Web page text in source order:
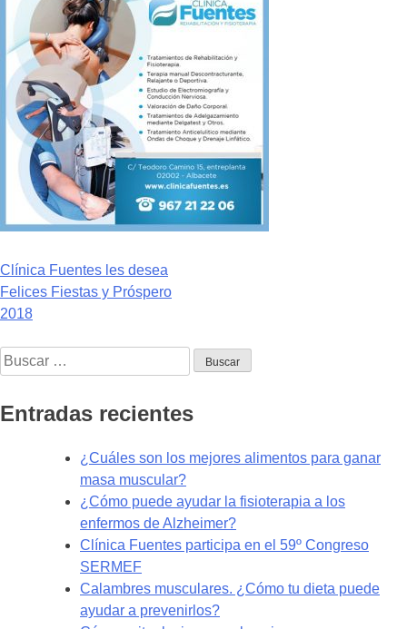
Navegación
de
Clínica Fuentes les desea
Felices Fiestas y Próspero
2018
Buscar:
Entradas recientes
¿Cuáles son los mejores alimentos para ganar
masa muscular?
¿Cómo puede ayudar la fisioterapia a los
enfermos de Alzheimer?
Clínica Fuentes participa en el 59º Congreso
SERMEF
Calambres musculares. ¿Cómo tu dieta puede
ayudar a prevenirlos?